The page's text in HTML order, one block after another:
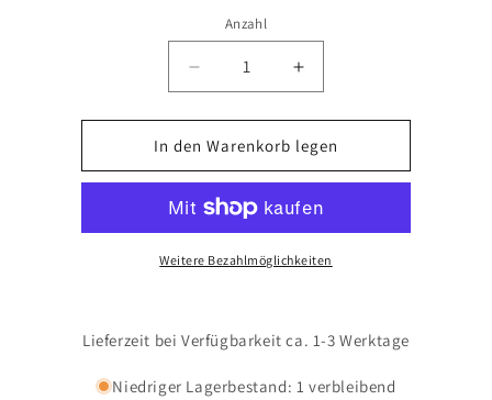
nicht
verfügbar
Anzahl
Verringere
die
Menge
für
Cityshirt
1/4
Arm
-
5407/cream
Erhöhe
die
Menge
für
Cityshirt
Arm
-
5407/cream
In den Warenkorb legen
Weitere Bezahlmöglichkeiten
Lieferzeit bei Verfügbarkeit ca. 1-3 Werktage
Niedriger Lagerbestand: 1 verbleibend